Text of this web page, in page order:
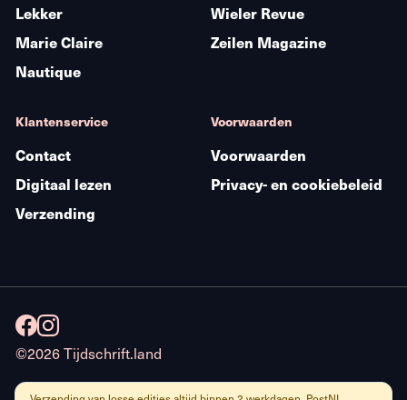
Lekker
Marie Claire
Nautique
Wieler Revue
Zeilen Magazine
Klantenservice
Contact
Digitaal lezen
Verzending
Voorwaarden
Voorwaarden
Privacy- en cookiebeleid
©2026 Tijdschrift.land